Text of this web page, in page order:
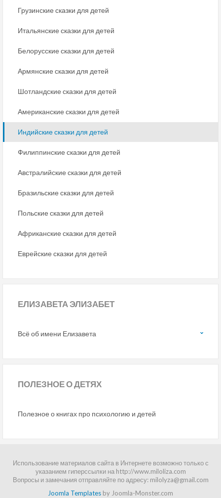
Грузинские сказки для детей
Итальянские сказки для детей
Белорусские сказки для детей
Армянские сказки для детей
Шотландские сказки для детей
Американские сказки для детей
Индийские сказки для детей
Филиппинские сказки для детей
Австралийские сказки для детей
Бразильские сказки для детей
Польские сказки для детей
Африканские сказки для детей
Еврейские сказки для детей
ЕЛИЗАВЕТА ЭЛИЗАБЕТ
Всё об имени Елизавета
ПОЛЕЗНОЕО ДЕТЯХ
Полезное о книгах про психологию и детей
Использование материалов сайта в Интернете возможно только с
указанием гиперссылки на http://www.miloliza.com
Вопросы и замечания отправляйте по адресу: milolyza@gmail.com
Joomla Templates by Joomla-Monster.com